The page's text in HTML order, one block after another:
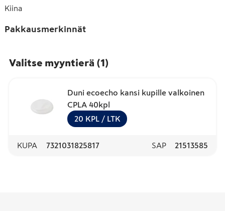
Kiina
Pakkausmerkinnät
Valitse myyntierä (1)
Duni ecoecho kansi kupille valkoinen
CPLA 40kpl
20 KPL / LTK
KUPA 7321031825817 SAP 21513585